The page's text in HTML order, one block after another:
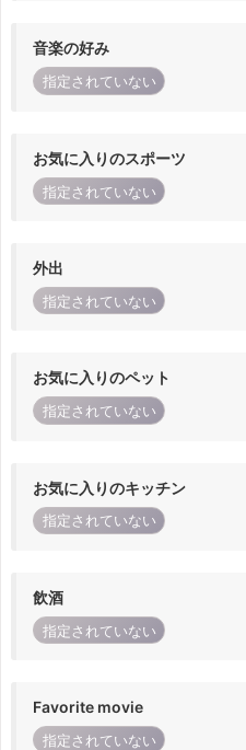
音楽の好み
指定されていない
お気に入りのスポーツ
指定されていない
外出
指定されていない
お気に入りのペット
指定されていない
お気に入りのキッチン
指定されていない
飲酒
指定されていない
Favorite movie
指定されていない